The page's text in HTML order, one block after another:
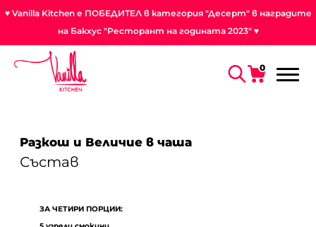
♥ Vanilla Kitchen е ПОБЕДИТЕЛ в категория "Десерт" в наградите
на Бакхус "Ресторант на годината 2023" ♥
0
Разкош и Величие в чаша
Състав
ЗА ЧЕТИРИ ПОРЦИИ: